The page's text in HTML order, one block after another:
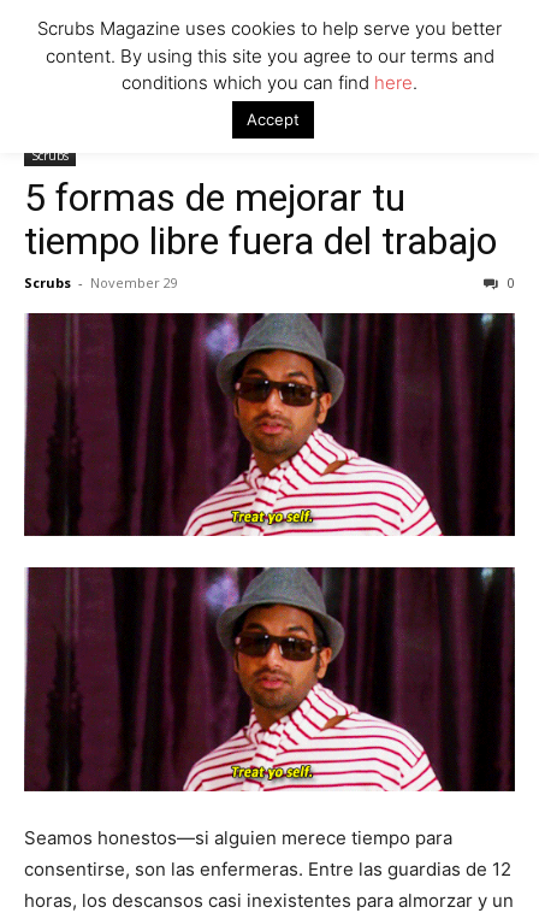
5 formas de mejorar tu tiempo libre fuera del
Scrubs
5 formas de mejorar tu
tiempo libre fuera del trabajo
Scrubs - November 29 0
Seamos honestos—si alguien merece tiempo para
consentirse, son las enfermeras. Entre las guardias de 12
horas, los descansos casi inexistentes para almorzar y un
Scrubs Magazine uses cookies to help serve you better
content. By using this site you agree to our terms and
conditions which you can find here.
Accept